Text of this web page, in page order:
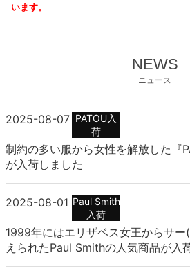
います。
NEWS
ニュース
2025-08-07 PATOU入
荷
制約の多い服から女性を解放した『
が入荷しました
2025-08-01 Paul Smith
入荷
1999年にはエリザベス女王からサ
えられたPaul Smithの人気商品が入